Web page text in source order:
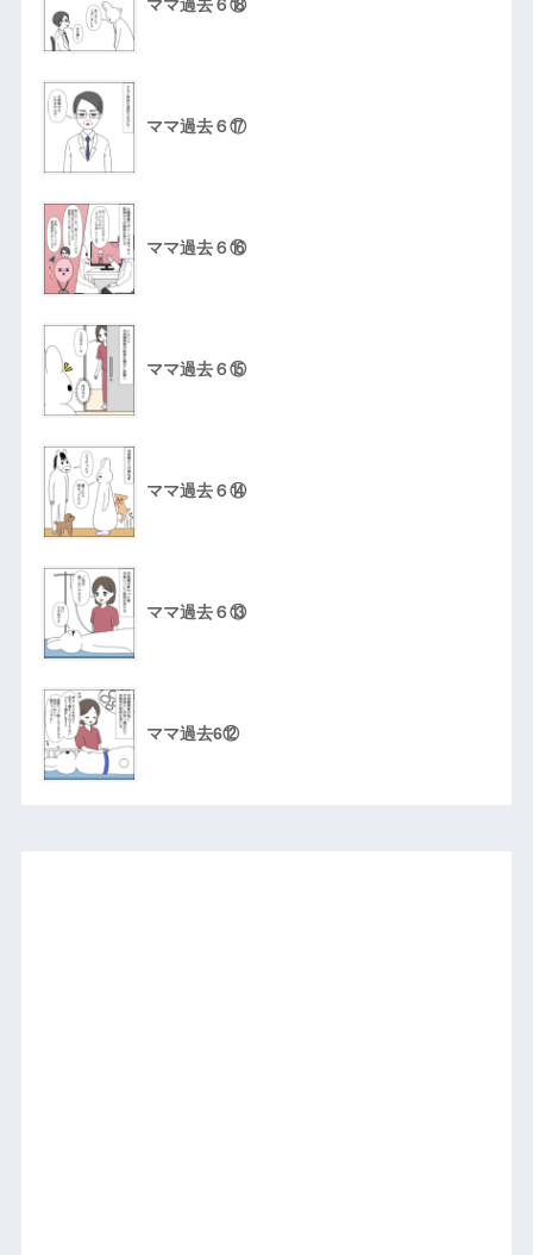
ママ過去６⑱
ママ過去６⑰
ママ過去６⑯
ママ過去６⑮
ママ過去６⑭
ママ過去６⑬
ママ過去6⑫